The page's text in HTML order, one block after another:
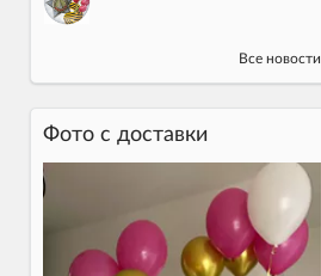
Все новости
Фото c доставки